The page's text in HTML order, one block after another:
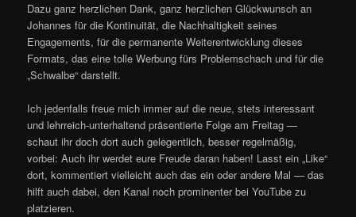
Dazu ganz herzlichen Dank, ganz herzlichen Glückwunsch an
Johannes für die Kontinuität, die Nachhaltigkeit seines
Engagements, für die permanente Weiterentwicklung dieses
Formats, das eine tolle Werbung fürs Problemschach und für die
„Schwalbe“ darstellt.
Ich jedenfalls freue mich immer auf die neue, stets interessant
und lehrreich-unterhaltend präsentierte Folge am Freitag —
schaut ihr doch dort auch gelegentlich, besser regelmäßig,
vorbei: Auch ihr werdet eure Freude daran haben! Lasst ein „Like“
dort, kommentiert vielleicht auch das ein oder andere Mal — das
hilft auch dabei, den Kanal noch prominenter bei YouTube zu
platzieren.